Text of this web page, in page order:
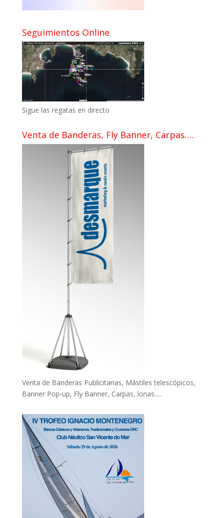
Seguimientos Online
Sigue las regatas en directo
Venta de Banderas, Fly Banner, Carpas….
Venta de Banderas Publicitarias, Mástiles telescópicos,
Banner Pop-up, Fly Banner, Carpas, lonas.....